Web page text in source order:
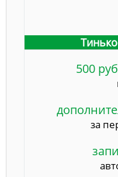
500
за